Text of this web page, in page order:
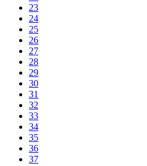
23
24
25
26
27
28
29
30
31
32
33
34
35
36
37